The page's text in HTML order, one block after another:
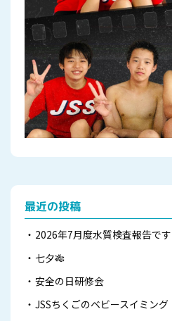
最近の投稿
2026年7月度水質検査報告です
七夕🎋
安全の日研修会
JSSちくごのベビースイミング